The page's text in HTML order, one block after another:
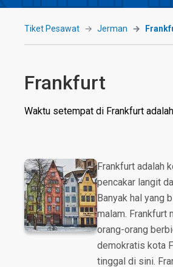
Tiket Pesawat Jerman
Frankfurt
Waktu setempat di Frankfurt
Frankfurt adalah
pencakar langit
Banyak hal yang
malam. Frankfurt
orang-orang
demokratis kota
tinggal di sini.